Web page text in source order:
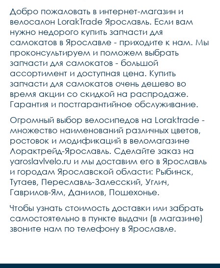
Добро пожаловать в интернет-магазин и
велосалон LorakTrade Ярославль. Если вам
нужно недорого купить запчасти для
самокатов в Ярославле - приходите к нам. Мы
проконсультируем и поможем выбрать
запчасти для самокатов - большой
ассортимент и доступная цена. Купить
запчасти для самокатов очень дешево во
время акции со скидкой на распродаже.
Гарантия и постгарантийное обслуживание.
Огромный выбор велосипедов на Loraktrade -
множество наименований различных цветов,
ростовок и модификаций в веломагазине
Лорактрейд-Ярославль. Сделайте заказ на
yaroslavlvelo.ru и мы доставим его в Ярославль
и городам Ярославской области: Рыбинск,
Тутаев, Переславль-Залесский, Углич,
Гаврилов-Ям, Данилов, Пошехонье.
Чтобы узнать стоимость доставки или забрать
самостоятельно в пункте выдачи (в магазине)
звоните нам по телефону в Ярославле.